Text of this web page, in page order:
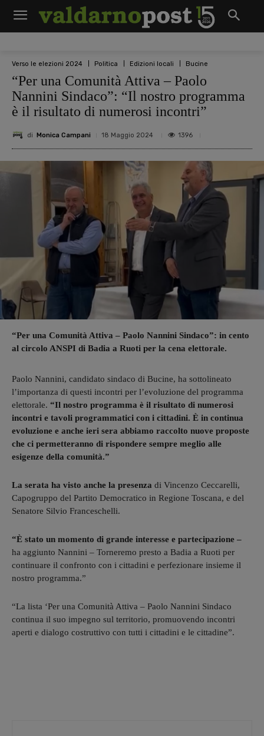
Verso le elezioni 2024 Politica Edizioni locali Bucine
“Per una Comunità Attiva – Paolo
Nannini Sindaco”: “Il nostro programma
è il risultato di numerosi incontri”
di Monica Campani 18 Maggio 2024 1396
“Per una Comunità Attiva – Paolo Nannini Sindaco”: in cento
al circolo ANSPI di Badia a Ruoti per la cena elettorale.
Paolo Nannini, candidato sindaco di Bucine, ha sottolineato
l’importanza di questi incontri per l’evoluzione del programma
elettorale. “Il nostro programma è il risultato di numerosi
incontri e tavoli programmatici con i cittadini. È in continua
evoluzione e anche ieri sera abbiamo raccolto nuove proposte
che ci permetteranno di rispondere sempre meglio alle
esigenze della comunità.”
La serata ha visto anche la presenza di Vincenzo Ceccarelli,
Capogruppo del Partito Democratico in Regione Toscana, e del
Senatore Silvio Franceschelli.
“È stato un momento di grande interesse e partecipazione –
ha aggiunto Nannini – Torneremo presto a Badia a Ruoti per
continuare il confronto con i cittadini e perfezionare insieme il
nostro programma.”
“La lista ‘Per una Comunità Attiva – Paolo Nannini Sindaco
continua il suo impegno sul territorio, promuovendo incontri
aperti e dialogo costruttivo con tutti i cittadini e le cittadine”.